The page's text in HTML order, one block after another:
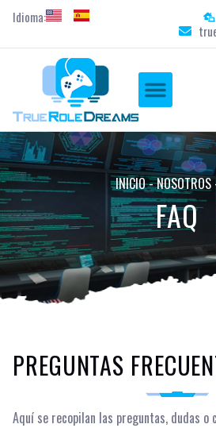
Idioma:
INICIO-NOSOTROS
FAQ
PREGUNTAS
Aquí se recopilan las preguntas, dudas o